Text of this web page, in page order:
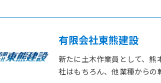
有限会社東熊建設
新たに土木作業員として、
社はもちろん、他業種からの